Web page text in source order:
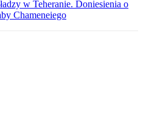
w Teheranie. Doniesienia o
Chameneiego